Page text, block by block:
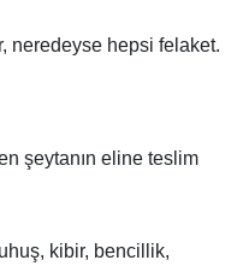
neredeyse hepsi felaket.
şeytanın eline teslim
kibir, bencillik,